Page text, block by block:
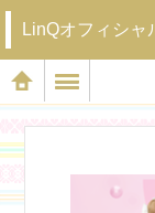
LinQオフィシャ